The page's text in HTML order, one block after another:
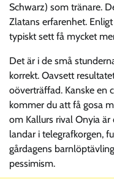
Schwarz) som tränare.
Zlatans erfarenhet.
typiskt sett få mycket
Det är i de små
korrekt. Oavsett
oöverträffad. Kanske en
kommer du att få gosa
om Kallurs rival Onyia
landar i telegrafkorgen,
gårdagens
pessimism.